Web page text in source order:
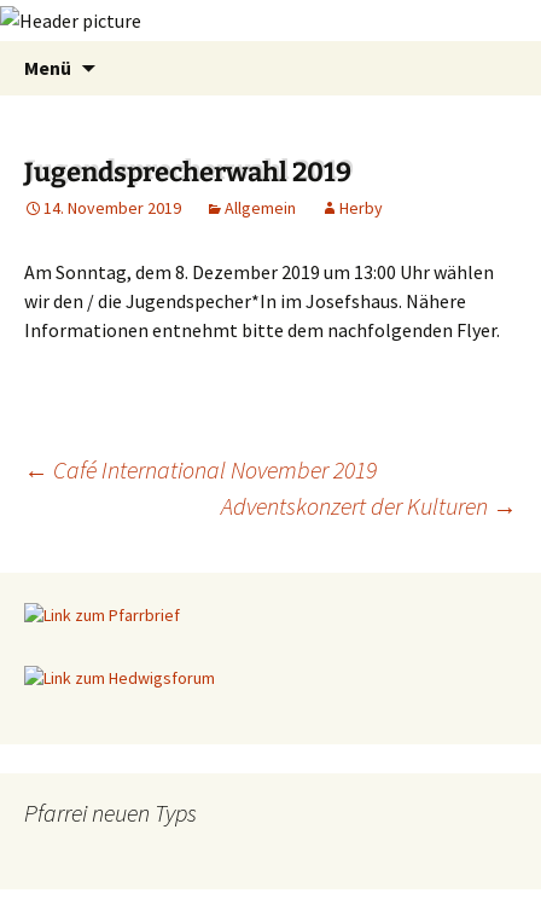
Menü
Jugendsprecherwahl 2019
14. November 2019 Allgemein Herby
Am Sonntag, dem 8. Dezember 2019 um 13:00 Uhr wählen
wir den / die Jugendspecher*In im Josefshaus. Nähere
Informationen entnehmt bitte dem nachfolgenden Flyer.
Beitragsnavigation
← Café International November 2019
Adventskonzert der Kulturen →
Pfarrei neuen Typs